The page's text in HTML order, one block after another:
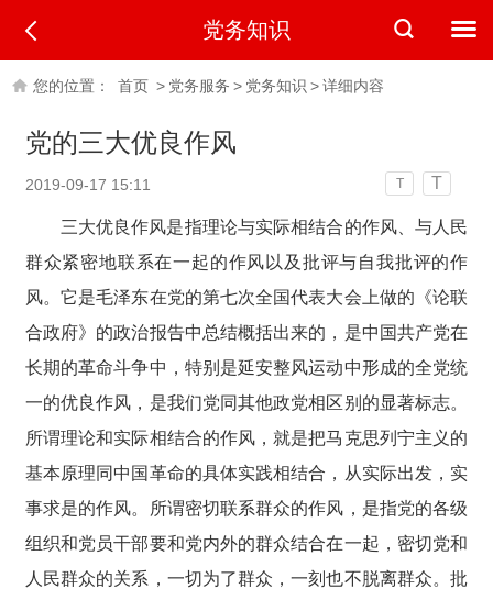
党务知识
您的位置： 首页 > 党务服务 > 党务知识 >详细内容
党的三大优良作风
2019-09-17 15:11 T T
三大优良作风是指理论与实际相结合的作风、与人民
群众紧密地联系在一起的作风以及批评与自我批评的作
风。它是毛泽东在党的第七次全国代表大会上做的《论联
合政府》的政治报告中总结概括出来的，是中国共产党在
长期的革命斗争中，特别是延安整风运动中形成的全党统
一的优良作风，是我们党同其他政党相区别的显著标志。
所谓理论和实际相结合的作风，就是把马克思列宁主义的
基本原理同中国革命的具体实践相结合，从实际出发，实
事求是的作风。所谓密切联系群众的作风，是指党的各级
组织和党员干部要和党内外的群众结合在一起，密切党和
人民群众的关系，一切为了群众，一刻也不脱离群众。批